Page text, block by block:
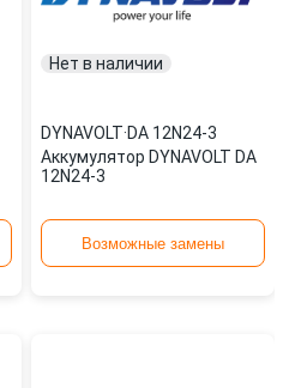
Нет в наличии
DYNAVOLT·DA 12N24-3
Аккумулятор DYNAVOLT DA
12N24-3
Возможные замены